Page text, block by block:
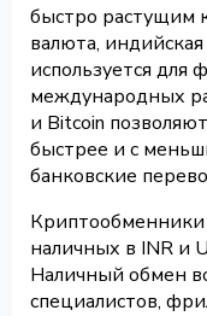
быстро растущим
валюта,
используется для
международных
и Bitcoin
быстрее и с
банковские
наличных в INR и
Наличный обмен
специалистов,